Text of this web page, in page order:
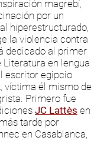
magrebí,
por un
hiperestructurado,
la violencia contra
dedicado al primer
en lengua
escritor egipcio
víctima él mismo de
Primero fue
JC Lattès en
tarde por
en Casablanca,